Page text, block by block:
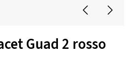
Guad 2 rosso